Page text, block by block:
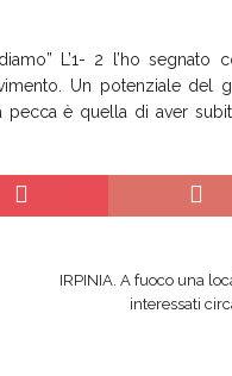
L’1- 2 l’ho segnato
Un potenziale del
è quella di aver
IRPINIA. A fuoco una
interessati